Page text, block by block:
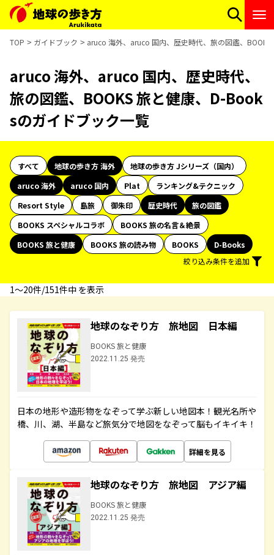
TOP ガイドブック aruco 海外、aruco 国内、歴史時代、旅の図鑑、
aruco 海外、aruco 国内、歴史時代、
旅の図鑑、BOOKS 旅と健康、D-Book
sのガイドブック一覧
すべて 地球の歩き方 海外
地球の歩き方 Jシリーズ（国内）
aruco 海外
aruco 国内 Plat
ランキング&テクニック
Resort Style
島旅 御朱印 歴史時代
旅の図鑑
BOOKS スペシャルコラボ
BOOKS 旅の名言＆絶景
BOOKS 旅と健康
BOOKS 旅の読み物 BOOKS
D-Books
絞り込み条件を追加
1〜20件/151件中 を表示
地球のなぞり方 旅地図 日本編
BOOKS 旅と健康
2022.11.25 発売
日本の地形や造形物をなぞって学ぶ新しい地図本！観光名所や
橋、川、湖、半島など旅気分で地図をなぞって脳もイキイキ！
詳細を見る
地球のなぞり方 旅地図 アジア編
BOOKS 旅と健康
2022.11.25 発売